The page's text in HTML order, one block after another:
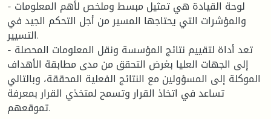
- لوحة القيادة هي تمثيل مبسط وملخص لأهم المعلومات
والمؤشرات التي يحتاجها المسير من أجل التحكم الجيد في
التسيير.
- تعد أداة لتقييم نتائج المؤسسة ونقل المعلومات المحصلة
إلى الجهات العليا بغرض التحقق من مدى مطابقة الأهداف
الموكلة إلى المسؤولين مع النتائج الفعلية المحققة، وبالتالي
تساعد في اتخاذ القرار وتسمح لمتخذي القرار بمعرفة
تموقعهم.